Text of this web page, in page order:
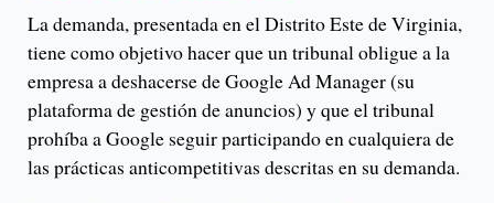
La demanda, presentada en el Distrito Este de Virginia,
tiene como objetivo hacer que un tribunal obligue a la
empresa a deshacerse de Google Ad Manager (su
plataforma de gestión de anuncios) y que el tribunal
prohíba a Google seguir participando en cualquiera de
las prácticas anticompetitivas descritas en su demanda.